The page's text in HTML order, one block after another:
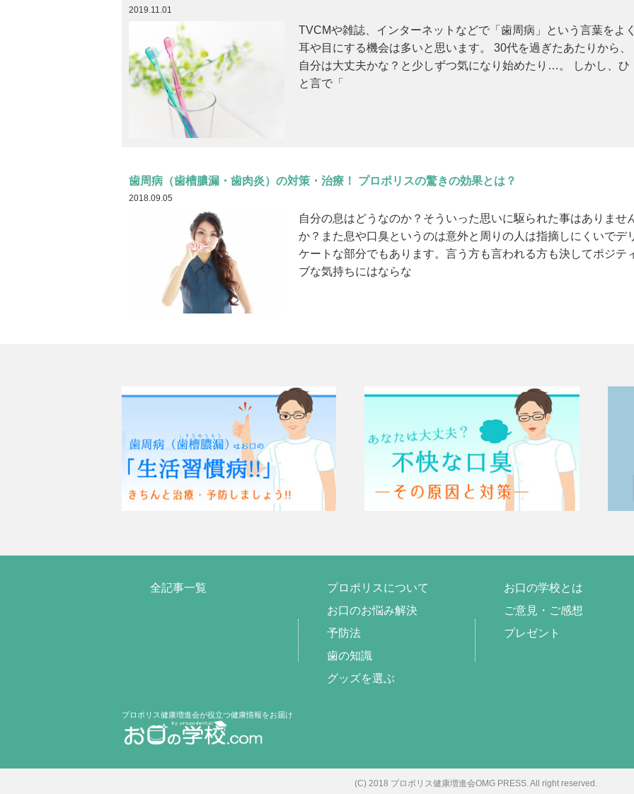
2019.11.01
TVCMや雑誌、インターネットなどで「歯周病」という言葉をよ
耳や目にする機会は多いと思います。 30代を過ぎたあたりから、
自分は大丈夫かな？と少しずつ気になり始めたり…。 しかし、ひ
と言で「
歯周病（歯槽膿漏・歯肉炎）の対策・治療！ プロポリスの驚きの効果とは？
2018.09.05
自分の息はどうなのか？そういった思いに駆られた事はありませ
か？また息や口臭というのは意外と周りの人は指摘しにくいでデ
ケートな部分でもあります。言う方も言われる方も決してポジテ
ブな気持ちにはならな
全記事一覧
プロポリスについて
お口のお悩み解決
予防法
歯の知識
グッズを選ぶ
お口の学校とは
ご意見・ご感想
プレゼント
プロポリス健康増進会が役立つ健康情報をお届け
(C) 2018 プロポリス健康増進会OMG PRESS. All right reserved.